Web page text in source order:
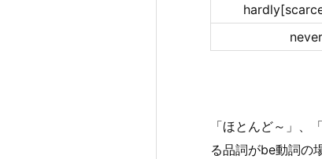
never
「ほとんど～」、
る品詞がbe動詞の